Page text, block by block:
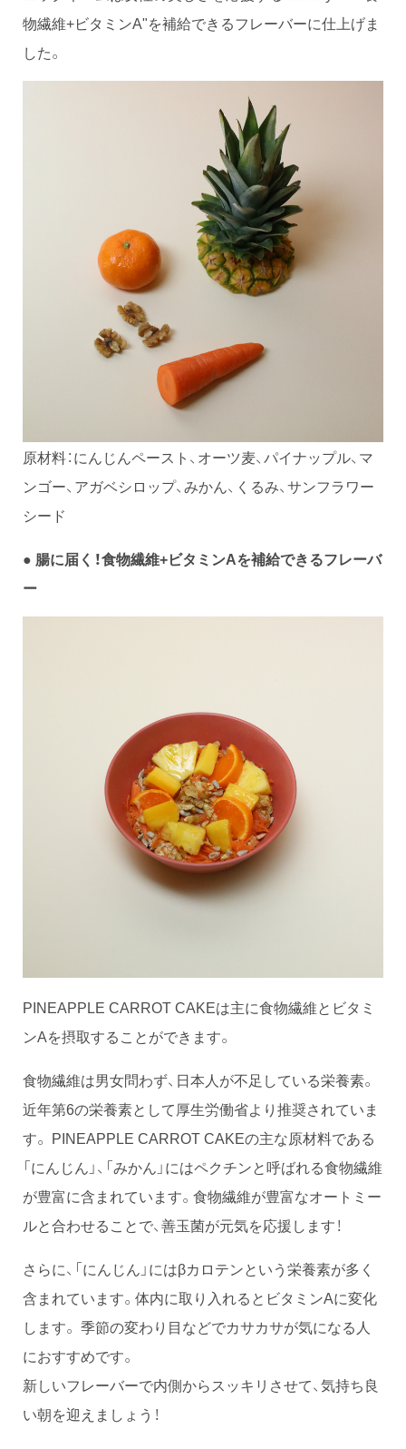
物繊維+ビタミンA"を補給できるフレーバーに仕上げま
した。
原材料：にんじんペースト、オーツ麦、パイナップル、マ
ンゴー、アガベシロップ、みかん、くるみ、サンフラワー
シード
● 腸に届く！食物繊維+ビタミンAを補給できるフレーバ
ー
PINEAPPLE CARROT CAKEは主に食物繊維とビタミ
ンAを摂取することができます。
食物繊維は男女問わず、日本人が不足している栄養素。
近年第6の栄養素として厚生労働省より推奨されていま
す。 PINEAPPLE CARROT CAKEの主な原材料である
「にんじん」、「みかん」にはペクチンと呼ばれる食物繊維
が豊富に含まれています。食物繊維が豊富なオートミー
ルと合わせることで、善玉菌が元気を応援します！
さらに、「にんじん」にはβカロテンという栄養素が多く
含まれています。体内に取り入れるとビタミンAに変化
します。 季節の変わり目などでカサカサが気になる人
におすすめです。
新しいフレーバーで内側からスッキリさせて、気持ち良
い朝を迎えましょう！